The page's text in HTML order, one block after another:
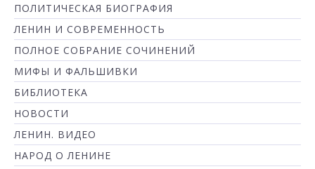
ПОЛИТИЧЕСКАЯ БИОГРАФИЯ
ЛЕНИН И СОВРЕМЕННОСТЬ
ПОЛНОЕ СОБРАНИЕ СОЧИНЕНИЙ
МИФЫ И ФАЛЬШИВКИ
БИБЛИОТЕКА
НОВОСТИ
ЛЕНИН. ВИДЕО
НАРОД О ЛЕНИНЕ